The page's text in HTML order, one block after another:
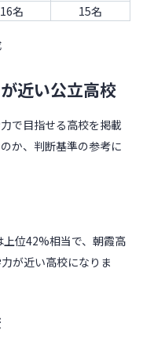
16名 15名
近い公立高校
で目指せる高校を掲載
か、判断基準の参考に
上位42%相当で、朝霞高
が近い高校になりま